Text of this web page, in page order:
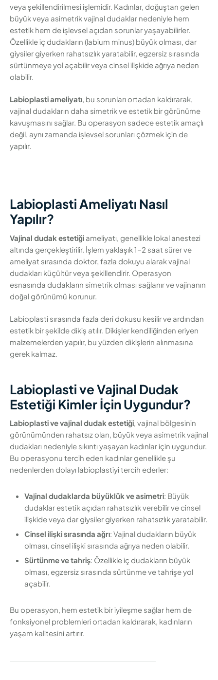
veya şekillendirilmesi işlemidir. Kadınlar, doğuştan gelen
büyük veya asimetrik vajinal dudaklar nedeniyle hem
estetik hem de işlevsel açıdan sorunlar yaşayabilirler.
Özellikle iç dudakların (labium minus) büyük olması, dar
giysiler giyerken rahatsızlık yaratabilir, egzersiz sırasında
sürtünmeye yol açabilir veya cinsel ilişkide ağrıya neden
olabilir.
Labioplasti ameliyatı, bu sorunları ortadan kaldırarak,
vajinal dudakların daha simetrik ve estetik bir görünüme
kavuşmasını sağlar. Bu operasyon sadece estetik amaçlı
değil, aynı zamanda işlevsel sorunları çözmek için de
yapılır.
Labioplasti Ameliyatı Nasıl
Yapılır?
Vajinal dudak estetiği ameliyatı, genellikle lokal anestezi
altında gerçekleştirilir. İşlem yaklaşık 1-2 saat sürer ve
ameliyat sırasında doktor, fazla dokuyu alarak vajinal
dudakları küçültür veya şekillendirir. Operasyon
esnasında dudakların simetrik olması sağlanır ve vajinanın
doğal görünümü korunur.
Labioplasti sırasında fazla deri dokusu kesilir ve ardından
estetik bir şekilde dikiş atılır. Dikişler kendiliğinden eriyen
malzemelerden yapılır, bu yüzden dikişlerin alınmasına
gerek kalmaz.
Labioplasti ve Vajinal Dudak
Estetiği Kimler İçin Uygundur?
Labioplasti ve vajinal dudak estetiği, vajinal bölgesinin
görünümünden rahatsız olan, büyük veya asimetrik vajinal
dudakları nedeniyle sıkıntı yaşayan kadınlar için uygundur.
Bu operasyonu tercih eden kadınlar genellikle şu
nedenlerden dolayı labioplastiyi tercih ederler:
Vajinal dudaklarda büyüklük ve asimetri: Büyük
dudaklar estetik açıdan rahatsızlık verebilir ve cinsel
ilişkide veya dar giysiler giyerken rahatsızlık yaratabilir.
Cinsel ilişki sırasında ağrı: Vajinal dudakların büyük
olması, cinsel ilişki sırasında ağrıya neden olabilir.
Sürtünme ve tahriş: Özellikle iç dudakların büyük
olması, egzersiz sırasında sürtünme ve tahrişe yol
açabilir.
Bu operasyon, hem estetik bir iyileşme sağlar hem de
fonksiyonel problemleri ortadan kaldırarak, kadınların
yaşam kalitesini artırır.